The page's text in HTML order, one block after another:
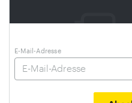
E-Mail-Adresse